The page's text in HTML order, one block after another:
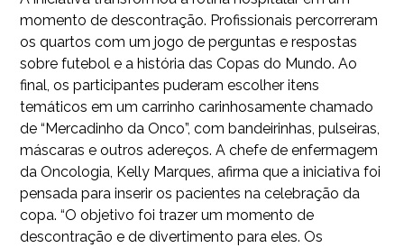
momento de descontração. Profissionais percorreram
os quartos com um jogo de perguntas e respostas
sobre futebol e a história das Copas do Mundo. Ao
final, os participantes puderam escolher itens
temáticos em um carrinho carinhosamente chamado
de “Mercadinho da Onco”, com bandeirinhas, pulseiras,
máscaras e outros adereços. A chefe de enfermagem
da Oncologia, Kelly Marques, afirma que a iniciativa foi
pensada para inserir os pacientes na celebração da
copa. “O objetivo foi trazer um momento de
descontração e de divertimento para eles. Os